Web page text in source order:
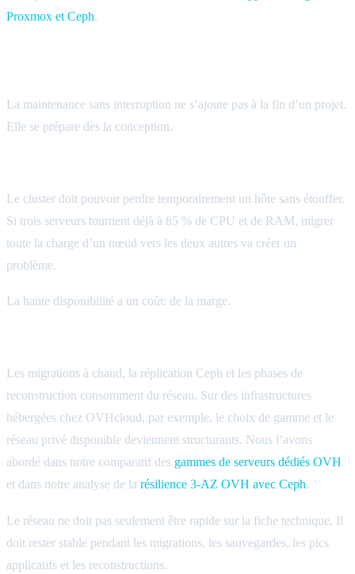
Proxmox et Ceph.
La maintenance sans interruption ne s’ajoute pas à la fin d’un projet.
Elle se prépare dès la conception.
Le cluster doit pouvoir perdre temporairement un hôte sans étouffer.
Si trois serveurs tournent déjà à 85 % de CPU et de RAM, migrer
toute la charge d’un nœud vers les deux autres va créer un
problème.
La haute disponibilité a un coût: de la marge.
Les migrations à chaud, la réplication Ceph et les phases de
reconstruction consomment du réseau. Sur des infrastructures
hébergées chez OVHcloud, par exemple, le choix de gamme et le
réseau privé disponible deviennent structurants. Nous l’avons
abordé dans notre comparatif des gammes de serveurs dédiés OVH
et dans notre analyse de la résilience 3-AZ OVH avec Ceph.
Le réseau ne doit pas seulement être rapide sur la fiche technique. Il
doit rester stable pendant les migrations, les sauvegardes, les pics
applicatifs et les reconstructions.